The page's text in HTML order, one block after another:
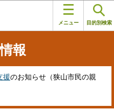
メニュー 目的別検索
報
援のお知らせ（狭山市民の親